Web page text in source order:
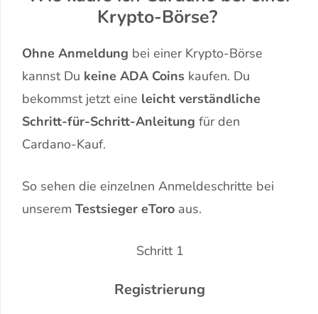
Krypto-Börse?
Ohne Anmeldung bei einer Krypto-Börse
kannst Du keine ADA Coins kaufen. Du
bekommst jetzt eine leicht verständliche
Schritt-für-Schritt-Anleitung für den
Cardano-Kauf.
So sehen die einzelnen Anmeldeschritte bei
unserem Testsieger eToro aus.
Schritt 1
Registrierung